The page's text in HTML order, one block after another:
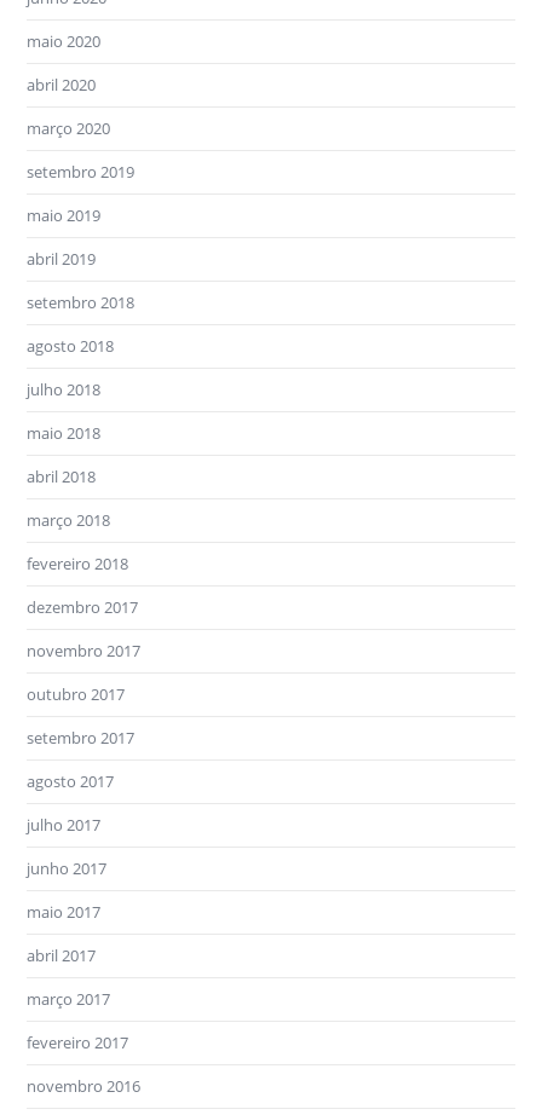
maio 2020
abril 2020
março 2020
setembro 2019
maio 2019
abril 2019
setembro 2018
agosto 2018
julho 2018
maio 2018
abril 2018
março 2018
fevereiro 2018
dezembro 2017
novembro 2017
outubro 2017
setembro 2017
agosto 2017
julho 2017
junho 2017
maio 2017
abril 2017
março 2017
fevereiro 2017
novembro 2016